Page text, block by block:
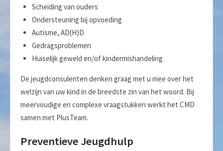
Scheiding van ouders
Ondersteuning bij opvoeding
Autisme, AD(H)D
Gedragsproblemen
Huiselijk geweld en/of kindermishandeling
De jeugdconsulenten denken graag met u mee over het
welzijn van uw kind in de breedste zin van het woord. Bij
meervoudige en complexe vraagstukken werkt het CMD
samen met PlusTeam.
Preventieve Jeugdhulp